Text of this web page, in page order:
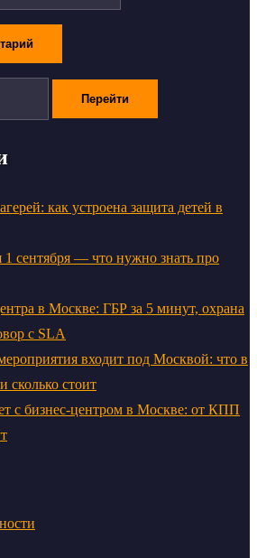
как устроена защита детей в
1 сентября — что нужно знать про
в Москве: ГБР за 5 минут, охрана
с SLA
входит под Москвой: что в
сколько стоит
с бизнес-центром в Москве: от КПП